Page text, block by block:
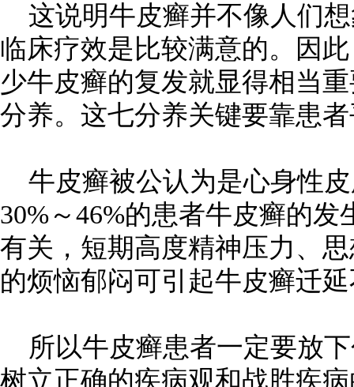
这说明牛皮癣并不像人们
临床疗效是比较满意的。因
少牛皮癣的复发就显得相当
分养。这七分养关键要靠患
牛皮癣被公认为是心身性
30%～46%的患者牛皮癣的
有关，短期高度精神压力、
的烦恼郁闷可引起牛皮癣迁
所以牛皮癣患者一定要放
树立正确的疾病观和战胜疾